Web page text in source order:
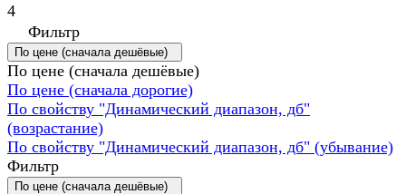
4
Фильтр
По цене (сначала дешёвые)
По цене (сначала дешёвые)
По цене (сначала дорогие)
По свойству "Динамический диапазон, дб"
(возрастание)
По свойству "Динамический диапазон, дб" (убывание)
Фильтр
По цене (сначала дешёвые)